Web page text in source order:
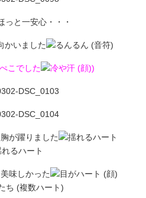
っと一安心・・・
かいました
こでした )
が躍りました
味しかった